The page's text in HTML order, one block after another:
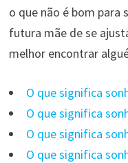
o que não é bom para
futura mãe de se
melhor encontrar
O que significa
O que significa
O que significa
O que significa